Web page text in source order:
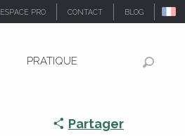
ESPACE PRO CONTACT BLOG
PRATIQUE
Partager